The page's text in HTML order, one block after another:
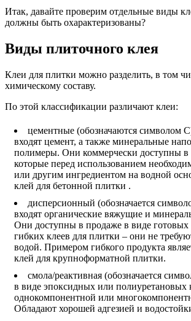
Итак, давайте проверим отдельные виды
должны быть охарактеризованы?
Виды плиточного клея
Клеи для плитки можно разделить, в том
химическому составу.
По этой классификации различают клеи:
цементные (обозначаются символом
входят цемент, а также минеральные
полимеры. Они коммерчески доступны в
которые перед использованием
или другим ингредиентом на водной
клей для бетонной плитки .
дисперсионный (обозначается
входят органические вяжущие и
Они доступны в продаже в виде готовых
гибких клеев для плитки – они не
водой. Примером гибкого продукта
клей для крупноформатной плитки.
смола/реактивная (обозначается
в виде эпоксидных или полиуретановых
однокомпонентной или
Обладают хорошей адгезией и